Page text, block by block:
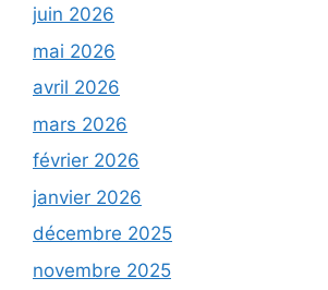
juin 2026
mai 2026
avril 2026
mars 2026
février 2026
janvier 2026
décembre 2025
novembre 2025